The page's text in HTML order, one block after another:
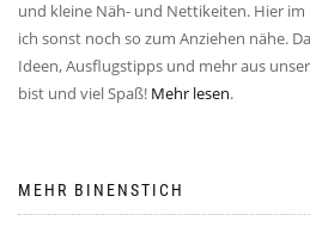
und kleine Näh- und Nettikeiten. Hier im
ich sonst noch so zum Anziehen nähe.
Ideen, Ausflugstipps und mehr aus
bist und viel Spaß! Mehr lesen.
MEHR BINENSTICH